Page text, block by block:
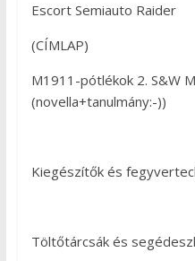
Escort Semiauto Raider
(CÍMLAP)
M1911-pótlékok 2. S&W
(novella+tanulmány:-))
Kiegészítők és
Töltőtárcsák és